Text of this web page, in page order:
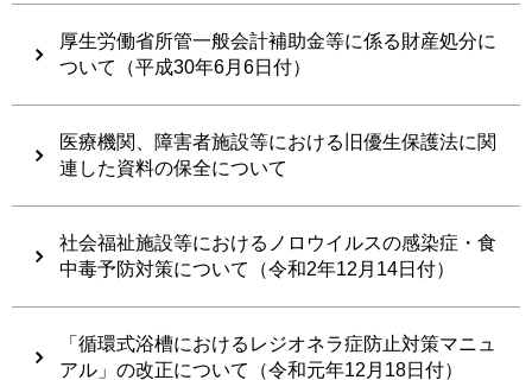
厚生労働省所管一般会計補助金等に係る財産処分に
ついて（平成30年6月6日付）
医療機関、障害者施設等における旧優生保護法に関
連した資料の保全について
社会福祉施設等におけるノロウイルスの感染症・食
中毒予防対策について（令和2年12月14日付）
「循環式浴槽におけるレジオネラ症防止対策マニュ
アル」の改正について（令和元年12月18日付）